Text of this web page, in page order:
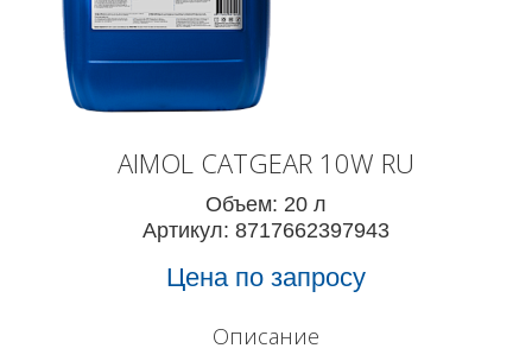
AIMOL CATGEAR 10W RU
Объем: 20 л
Артикул: 8717662397943
Цена по запросу
Описание